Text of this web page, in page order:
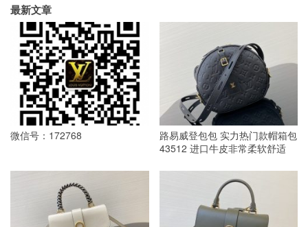
最新文章
微信号：172768
路易威登包包 实力热门款帽箱包
43512 进口牛皮非常柔软舒适